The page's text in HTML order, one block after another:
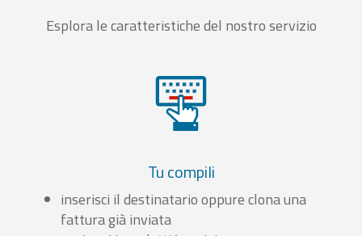
Esplora le caratteristiche del nostro servizio
Tu compili
inserisci il destinatario oppure clona una
fattura già inviata